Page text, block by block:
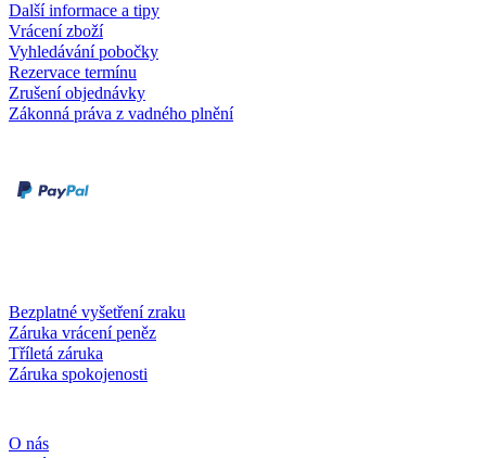
Další informace a tipy
Vrácení zboží
Vyhledávání pobočky
Rezervace termínu
Zrušení objednávky
Zákonná práva z vadného plnění
Bezplatné vyšetření zraku
Záruka vrácení peněz
Tříletá záruka
Záruka spokojenosti
O nás